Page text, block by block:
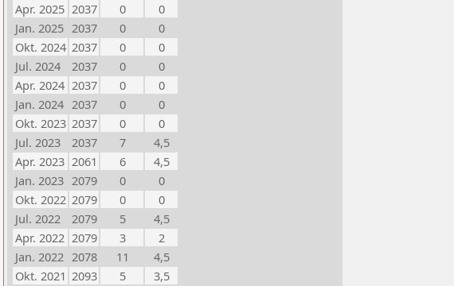
Apr. 2025 2037 0
0
Jan. 2025 2037 0
0
Okt. 2024 2037 0
0
Jul. 2024
2037 0
0
Apr. 2024 2037 0
0
Jan. 2024 2037 0
0
Okt. 2023 2037 0
0
Jul. 2023
2037 7
4,5
Apr. 2023 2061 6
4,5
Jan. 2023 2079 0
0
Okt. 2022 2079 0
0
Jul. 2022
2079 5
4,5
Apr. 2022 2079 3
2
Jan. 2022 2078 11
4,5
Okt. 2021 2093 5
3,5